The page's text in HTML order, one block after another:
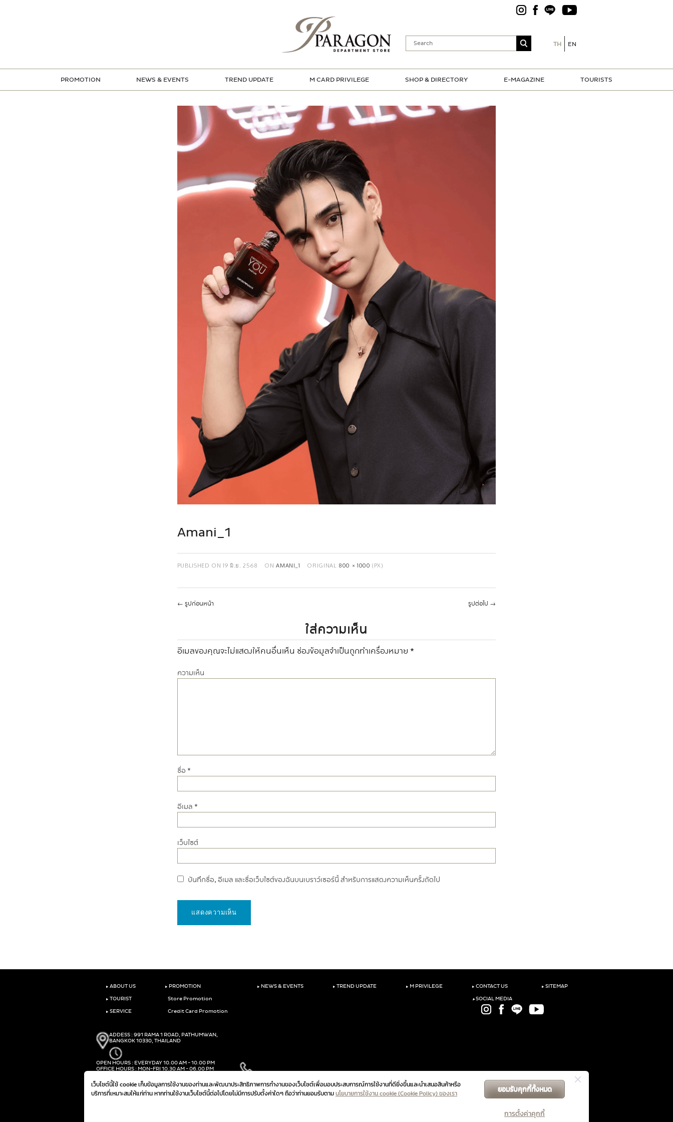
เว็บไซต์นี้ใช้ cookie เก็บข้อมูลการใช้งานของท่านและพัฒนาประสิทธิภาพการทำงานของเว็บไซต์เพื่อมอบประสบการณ์การใช้งานที่ดียิ่งขึ้นและนำเสนอสินค้าหรือ
บริการที่เหมาะสมให้แก่ท่าน หากท่านใช้งานเว็บไซต์นี้ต่อไปโดยไม่มีการปรับตั้งค่าใดๆ ถือว่าท่านยอมรับตามนโยบายการใช้งาน cookie (Cookie Policy) ของเรา ยอมรับคุกกี้ทั้งหมด
การตั้งค่าคุกกี้
TH EN
PROMOTION NEWS & EVENTS TREND UPDATE M CARD PRIVILEGE SHOP & DIRECTORY E-MAGAZINE TOURISTS
Amani_1
PUBLISHED ON 19 มิ.ย. 2568 ONAMANI_1 ORIGINAL 800 × 1000 (PX)
← รูปก่อนหน้า รูปต่อไป →
ใส่ความเห็น
อีเมลของคุณจะไม่แสดงให้คนอื่นเห็น ช่องข้อมูลจำเป็นถูกทำเครื่องหมาย *
ความเห็น
ชื่อ *
อีเมล *
เว็บไซต์
บันทึกชื่อ, อีเมล และชื่อเว็บไซต์ของฉันบนเบราว์เซอร์นี้ สำหรับการแสดงความเห็นครั้งถัดไป
‣ ABOUT US
‣ TOURIST
‣ SERVICE
‣ PROMOTION
Store Promotion
Credit Card Promotion
‣ NEWS & EVENTS ‣ TREND UPDATE ‣ M PRIVILEGE ‣ CONTACT US
‣SOCIAL MEDIA
‣ SITEMAP
ADDESS : 991 RAMA 1 ROAD, PATHUMWAN,
BANGKOK 10330, THAILAND
OPEN HOURS : EVERYDAY 10.00 AM - 10.00 PM
OFFICE HOURS : MON-FRI 10.30 AM - 06.00 PM
FAX :(+66)2-690-1000
GET DIRECTIONS
นโยบายความเป็นส่วนตัว|